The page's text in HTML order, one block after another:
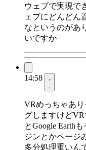
ウェブで実現で
ェブにどんどん
なというのがあ
いですか
14:58
VRめっちゃあ
グしますけど
とGoogle Earth
ジンとかページ
多分処理重いん